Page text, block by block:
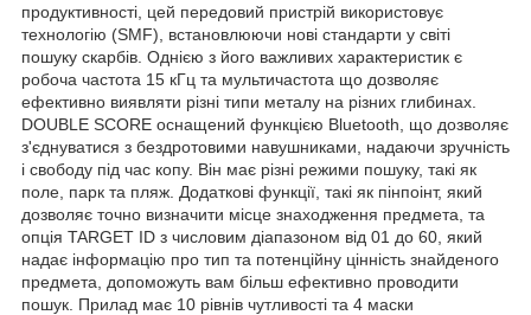
продуктивності, цей передовий пристрій використовує
технологію (SMF), встановлюючи нові стандарти у світі
пошуку скарбів. Однією з його важливих характеристик є
робоча частота 15 кГц та мультичастота що дозволяє
ефективно виявляти різні типи металу на різних глибинах.
DOUBLE SCORE оснащений функцією Bluetooth, що дозволяє
з'єднуватися з бездротовими навушниками, надаючи зручність
і свободу під час копу. Він має різні режими пошуку, такі як
поле, парк та пляж. Додаткові функції, такі як пінпоінт, який
дозволяє точно визначити місце знаходження предмета, та
опція TARGET ID з числовим діапазоном від 01 до 60, який
надає інформацію про тип та потенційну цінність знайденого
предмета, допоможуть вам більш ефективно проводити
пошук. Прилад має 10 рівнів чутливості та 4 маски